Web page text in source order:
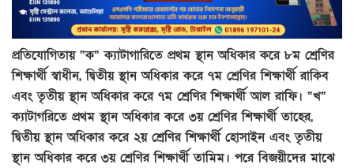
প্রতিযোগিতায় “ক” ক্যাটাগারিতে প্রথম স্থান অধিকার করে ৮ম শ্রেণির
শিক্ষার্থী স্বাধীন, দ্বিতীয় স্থান অধিকার করে ৭ম শ্রেণির শিক্ষার্থী রাকিব
এবং তৃতীয় স্থান অধিকার করে ৭ম শ্রেণির শিক্ষার্থী আল রাফি। “খ”
ক্যাটাগরিতে প্রথম স্থান অধিকার করে ৩য় শ্রেণির শিক্ষার্থী তাহের,
দ্বিতীয় স্থান অধিকার করে ২য় শ্রেণির শিক্ষার্থী হোসাইন এবং তৃতীয়
স্থান অধিকার করে ৩য় শ্রেণির শিক্ষার্থী তামিম। পরে বিজয়ীদের মাঝে